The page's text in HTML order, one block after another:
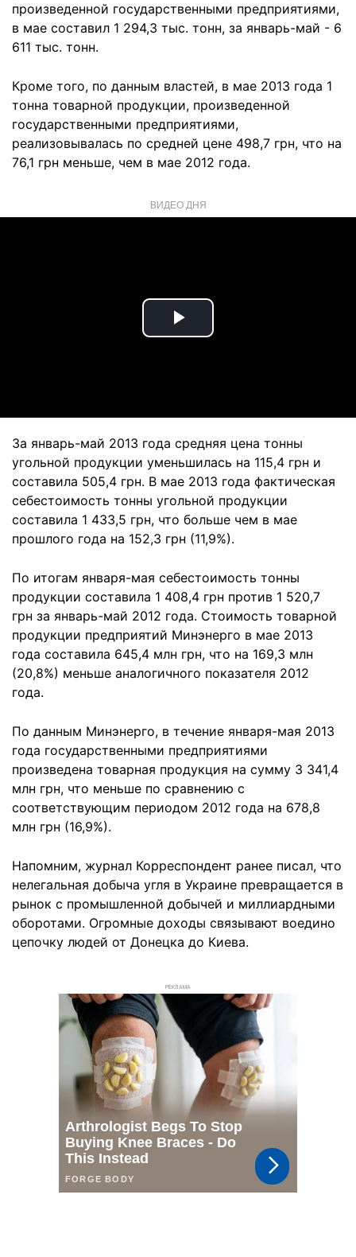
произведенной государственными предприятиями,
в мае составил 1 294,3 тыс. тонн, за январь-май - 6
611 тыс. тонн.
Кроме того, по данным властей, в мае 2013 года 1
тонна товарной продукции, произведенной
государственными предприятиями,
реализовывалась по средней цене 498,7 грн, что на
76,1 грн меньше, чем в мае 2012 года.
ВИДЕО ДНЯ
Play
За январь-май 2013 года средняя цена тонны
угольной продукции уменьшилась на 115,4 грн и
составила 505,4 грн. В мае 2013 года фактическая
себестоимость тонны угольной продукции
составила 1 433,5 грн, что больше чем в мае
прошлого года на 152,3 грн (11,9%).
По итогам января-мая себестоимость тонны
продукции составила 1 408,4 грн против 1 520,7
грн за январь-май 2012 года. Стоимость товарной
продукции предприятий Минэнерго в мае 2013
года составила 645,4 млн грн, что на 169,3 млн
(20,8%) меньше аналогичного показателя 2012
года.
По данным Минэнерго, в течение января-мая 2013
года государственными предприятиями
произведена товарная продукция на сумму 3 341,4
млн грн, что меньше по сравнению с
соответствующим периодом 2012 года на 678,8
млн грн (16,9%).
Напомним, журнал Корреспондент ранее писал, что
нелегальная добыча угля в Украине превращается в
рынок с промышленной добычей и миллиардными
оборотами. Огромные доходы связывают воедино
цепочку людей от Донецка до Киева.
РЕКЛАМА